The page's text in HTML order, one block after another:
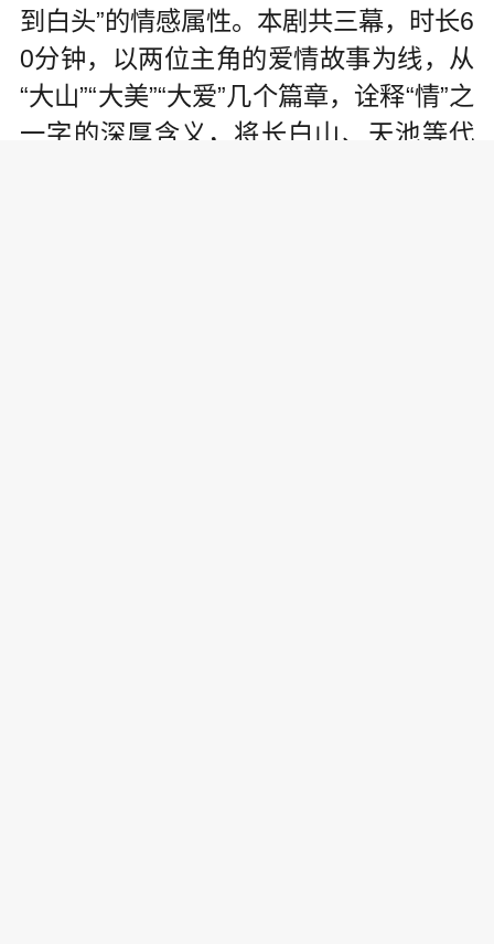
到白头”的情感属性。本剧共三幕，时长6
0分钟，以两位主角的爱情故事为线，从
“大山”“大美”“大爱”几个篇章，诠释“情”之
一字的深厚含义，将长白山、天池等代